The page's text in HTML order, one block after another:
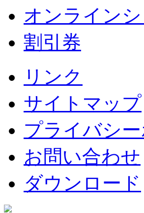
オンライン
割引券
リンク
サイトマップ
プライバシ
お問い合わせ
ダウンロード